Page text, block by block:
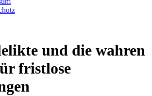
und die wahren
fristlose